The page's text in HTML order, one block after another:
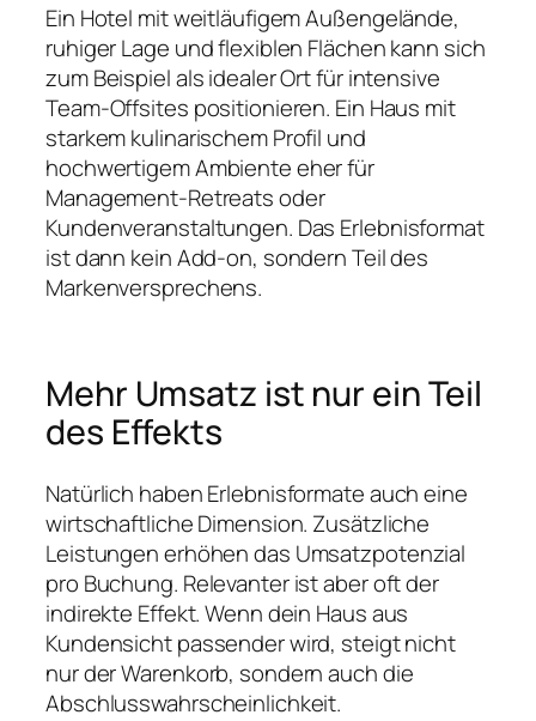
Ein Hotel mit weitläufigem Außengelände,
ruhiger Lage und flexiblen Flächen kann sich
zum Beispiel als idealer Ort für intensive
Team-Offsites positionieren. Ein Haus mit
starkem kulinarischem Profil und
hochwertigem Ambiente eher für
Management-Retreats oder
Kundenveranstaltungen. Das Erlebnisformat
ist dann kein Add-on, sondern Teil des
Markenversprechens.
Mehr Umsatz ist nur ein Teil
des Effekts
Natürlich haben Erlebnisformate auch eine
wirtschaftliche Dimension. Zusätzliche
Leistungen erhöhen das Umsatzpotenzial
pro Buchung. Relevanter ist aber oft der
indirekte Effekt. Wenn dein Haus aus
Kundensicht passender wird, steigt nicht
nur der Warenkorb, sondern auch die
Abschlusswahrscheinlichkeit.